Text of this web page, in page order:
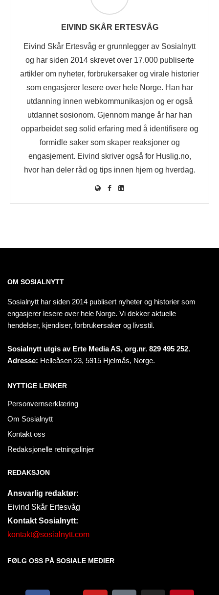
EIVIND SKÅR ERTESVÅG
Eivind Skår Ertesvåg er grunnlegger av Sosialnytt
og har siden 2014 skrevet over 17.000 publiserte
artikler om nyheter, forbrukersaker og virale historier
som engasjerer lesere over hele Norge. Han har
utdanning innen webkommunikasjon og er også
utdannet sosionom. Gjennom mange år har han
opparbeidet seg solid erfaring med å identifisere og
formidle saker som skaper reaksjoner og
engasjement. Eivind skriver også for Huslig.no,
hvor han deler råd og tips innen hjem og hverdag.
OM SOSIALNYTT
Sosialnytt har siden 2014 publisert nyheter og historier som
engasjerer lesere over hele Norge. Vi dekker aktuelle
hendelser, kjendiser, forbrukersaker og livsstil.
Sosialnytt utgis av Erte Media AS, org.nr. 829 495 252.
Adresse: Helleåsen 23, 5915 Hjelmås, Norge.
NYTTIGE LENKER
Personvernserklæring
Om Sosialnytt
Kontakt oss
Redaksjonelle retningslinjer
REDAKSJON
Ansvarlig redaktør:
Eivind Skår Ertesvåg
Kontakt Sosialnytt:
kontakt@sosialnytt.com
FØLG OSS PÅ SOSIALE MEDIER​